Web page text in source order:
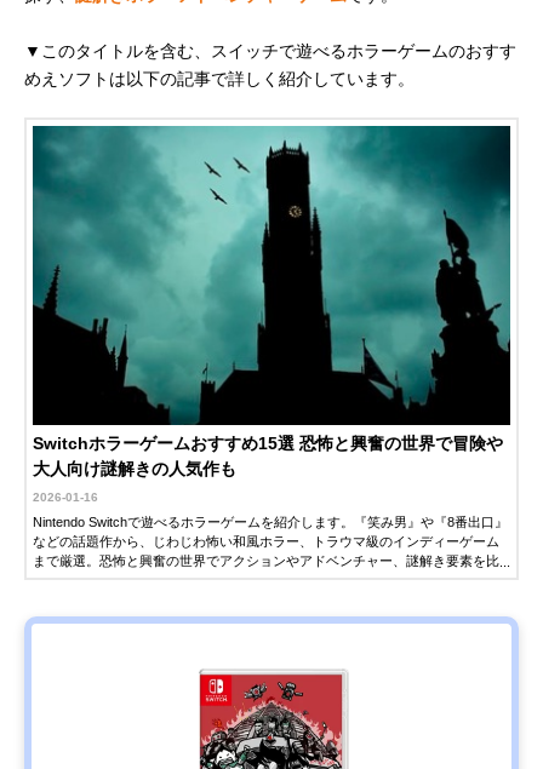
▼このタイトルを含む、スイッチで遊べるホラーゲームのおすす
めえソフトは以下の記事で詳しく紹介しています。
Switchホラーゲームおすすめ15選 恐怖と興奮の世界で冒険や
大人向け謎解きの人気作も
2026-01-16
Nintendo Switchで遊べるホラーゲームを紹介します。『笑み男』や『8番出口』
などの話題作から、じわじわ怖い和風ホラー、トラウマ級のインディーゲーム
まで厳選。恐怖と興奮の世界でアクションやアドベンチャー、謎解き要素を比